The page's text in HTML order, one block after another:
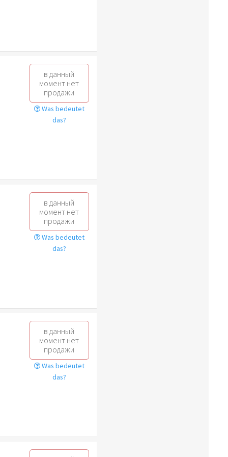
в данный
момент нет
продажи
Was bedeutet
das?
в данный
момент нет
продажи
Was bedeutet
das?
в данный
момент нет
продажи
Was bedeutet
das?